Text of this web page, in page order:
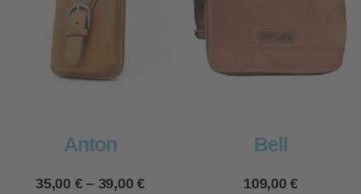
Anton
35,00 €– 39,00 €
Bell
109,00€